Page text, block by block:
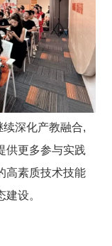
深化产教融合,
供更多参与实践
高素质技术技能
设。